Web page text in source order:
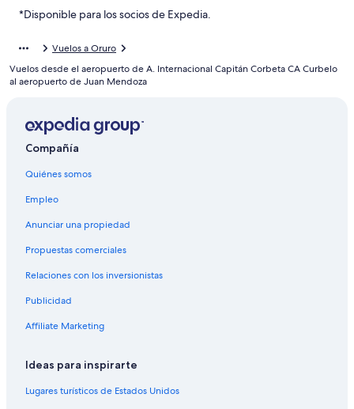
Hoteles románticos en Oruro
Hoteles con estacionamiento en Oruro
Hoteles con gimnasio en Oruro
Hoteles con parque acuático en Oruro
Hoteles con alberca en Oruro
Hoteles 4 estrellas en Oruro
*Disponible para los socios de Expedia.
Vuelos a Oruro
Vuelos desde el aeropuerto de A. Internacional Capitán Corbeta CA Curbelo
al aeropuerto de Juan Mendoza
Compañía
Quiénes somos
Empleo
Anunciar una propiedad
Propuestas comerciales
Relaciones con los inversionistas
Publicidad
Affiliate Marketing
Ideas para inspirarte
Lugares turísticos de Estados Unidos